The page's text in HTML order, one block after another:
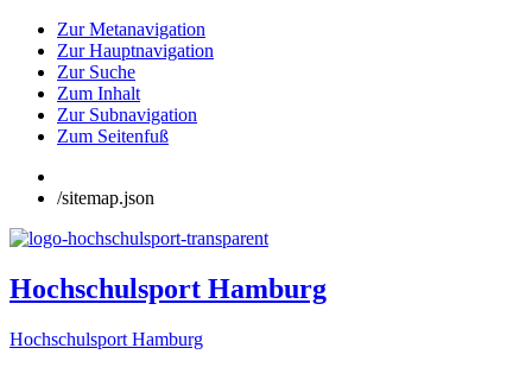
Zur Metanavigation
Zur Hauptnavigation
Zur Suche
Zum Inhalt
Zur Subnavigation
Zum Seitenfuß
/sitemap.json
Hochschulsport Hamburg
Hochschulsport Hamburg